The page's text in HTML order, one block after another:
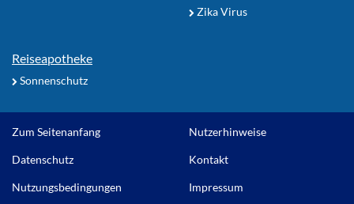
Zika Virus
Reiseapotheke
Sonnenschutz
Zum Seitenanfang Nutzerhinweise
Datenschutz Kontakt
Nutzungsbedingungen Impressum